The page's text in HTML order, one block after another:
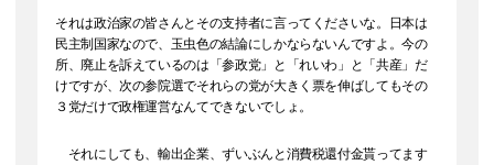
それは政治家の皆さんとその支持者に言ってくださいな。日本は
民主制国家なので、玉虫色の結論にしかならないんですよ。今の
所、廃止を訴えているのは「参政党」と「れいわ」と「共産」だ
けですが、次の参院選でそれらの党が大きく票を伸ばしてもその
３党だけで政権運営なんてできないでしょ。
それにしても、輸出企業、ずいぶんと消費税還付金貰ってます